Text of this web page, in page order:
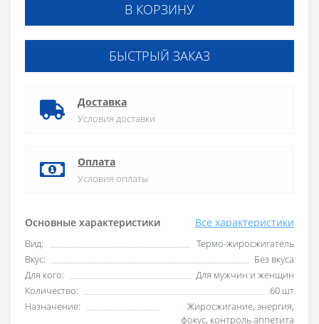
Основные характеристики Все характеристики
Вид:
Термо-жиросжигатель
Вкус:
Без вкуса
Для кого:
Для мужчин и женщин
Количество:
60 шт
Назначение:
Жиросжигание, энергия,
фокус, контроль аппетита
В КОРЗИНУ
БЫСТРЫЙ ЗАКАЗ
Доставка
Условия доставки
Оплата
Условия оплаты